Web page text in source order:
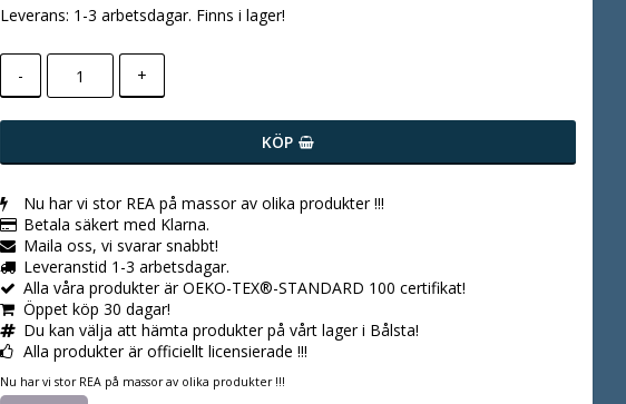
Leverans: 1-3 arbetsdagar. Finns i lager!
- +
KÖP
Nu har vi stor REA på massor av olika produkter !!!
Betala säkert med Klarna.
Maila oss, vi svarar snabbt!
Leveranstid 1-3 arbetsdagar.
Alla våra produkter är OEKO-TEX®-STANDARD 100 certifikat!
Öppet köp 30 dagar!
Du kan välja att hämta produkter på vårt lager i Bålsta!
Alla produkter är officiellt licensierade !!!
Nu har vi stor REA på massor av olika produkter !!!